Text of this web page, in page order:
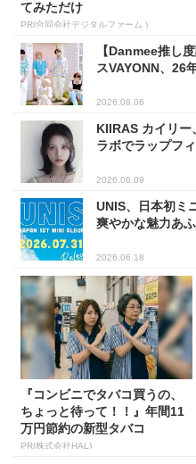
てみただけ
PR(合同会社デジタルファーム )
【Danmee推し
スVAYONN、26
2026.08.06
KIIRAS カイリ
ラボでラップフ
2026.06.09
UNIS、日本初ミ
爽やかな魅力あ
2026.06.18
『コンビニでタバコ買うの、
ちょっと待って！！』年間11
万円節約の新型タバコ
PR(株式会社HAL)